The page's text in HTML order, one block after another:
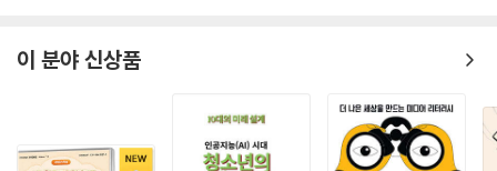
이 분야 신상품